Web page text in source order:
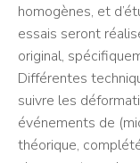
homogènes, et
essais seront
original,
Différentes
suivre les
événements de
théorique,